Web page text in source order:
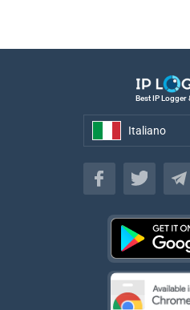
Best IP Logger
Italiano
Italiano